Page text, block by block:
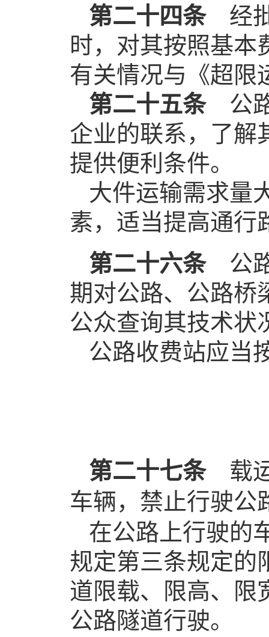
第二十四条 经
时，对其按照基本
有关情况与《超限
第二十五条 公
企业的联系，了解
提供便利条件。
大件运输需求量
素，适当提高通行
第二十六条 公
期对公路、公路桥
公众查询其技术状
公路收费站应当
第二十七条载运
车辆，禁止行驶公
在公路上行驶的
规定第三条规定的
道限载、限高、限
公路隧道行驶。